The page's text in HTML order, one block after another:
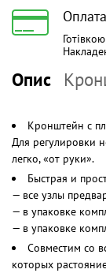
Оплата
Опис
Кронштейн с
Для регулировки
легко, «от руки».
Быстрая и
— все узлы
— в упаковке
— в упаковке
Совместим со
которых